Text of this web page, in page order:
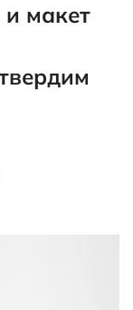
макет